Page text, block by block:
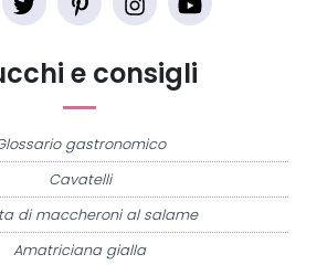
e consigli
gastronomico
Cavatelli
di maccheroni al salame
Amatriciana gialla